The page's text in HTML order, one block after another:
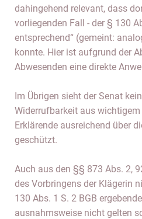
dahingehend relevant, dass
vorliegenden Fall - der § 130
entsprechend“ (gemeint:
konnte. Hier ist aufgrund der
Abwesenden eine direkte
Im Übrigen sieht der Senat
Widerrufbarkeit aus
Erklärende ausreichend über
geschützt.
Auch aus den §§ 873 Abs. 2,
des Vorbringens der Klägerin
130 Abs. 1 S. 2 BGB
ausnahmsweise nicht gelten